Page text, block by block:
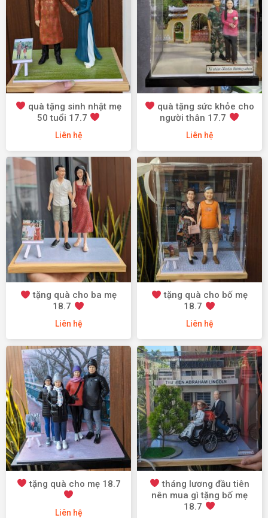
quà tặng sinh nhật mẹ
50 tuổi 17.7
Liên hệ
quà tặng sức khỏe cho
người thân 17.7
Liên hệ
tặng quà cho ba mẹ
18.7
Liên hệ
tặng quà cho bố mẹ
18.7
Liên hệ
tặng quà cho mẹ 18.7
Liên hệ
tháng lương đầu tiên
nên mua gì tặng bố mẹ
18.7